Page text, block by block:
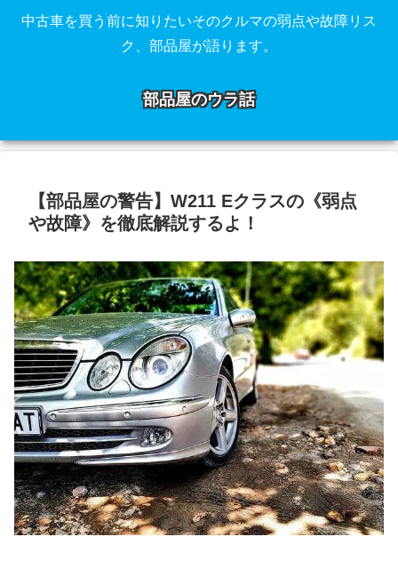
中古車を買う前に知りたいそのクルマの弱点や故障リス
ク、部品屋が語ります。
部品屋のウラ話
【部品屋の警告】W211 Eクラスの《弱点
や故障》を徹底解説するよ！